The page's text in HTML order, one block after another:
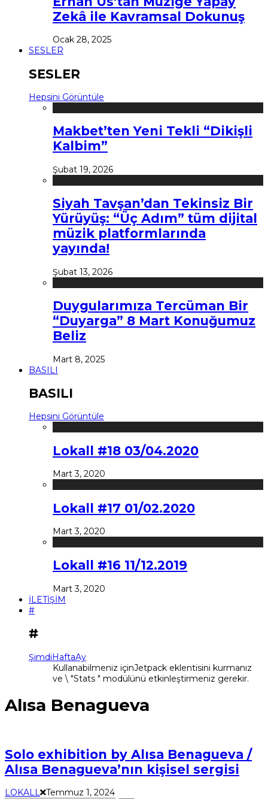
Zekâ ile Kavramsal Dokunuş
Ocak 28, 2025
SESLER
SESLER
Hepsini Görüntüle
Makbet’ten Yeni Tekli “Dikişli
Kalbim”
Şubat 19, 2026
Siyah Tavşan’dan Tekinsiz Bir
Yürüyüş: “Üç Adım” tüm dijital
müzik platformlarında
yayında!
Şubat 13, 2026
Duygularımıza Tercüman Bir
“Duyarga” 8 Mart Konuğumuz
Beliz
Mart 8, 2025
BASILI
BASILI
Hepsini Görüntüle
Lokall #18 03/04.2020
Mart 3, 2020
Lokall #17 01/02.2020
Mart 3, 2020
Lokall #16 11/12.2019
Mart 3, 2020
İLETİŞİM
#
#
ŞimdiHaftaAy
Kullanabilmeniz içinJetpack eklentisini kurmanız
ve \ "Stats " modülünü etkinleştirmeniz gerekir.
Alısa Benagueva
Solo exhibition by Alısa Benagueva /
Alısa Benagueva’nın kişisel sergisi
LOKALL Temmuz 1, 2024